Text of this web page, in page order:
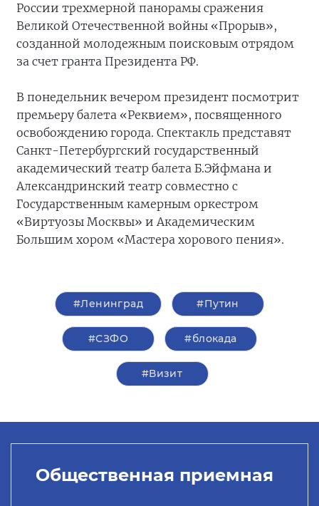
России трехмерной панорамы сражения
Великой Отечественной войны «Прорыв»,
созданной молодежным поисковым отрядом
за счет гранта Президента РФ.
В понедельник вечером президент посмотрит
премьеру балета «Реквием», посвященного
освобождению города. Спектакль представят
Санкт-Петербургский государственный
академический театр балета Б.Эйфмана и
Александринский театр совместно с
Государственным камерным оркестром
«Виртуозы Москвы» и Академическим
Большим хором «Мастера хорового пения».
#Ленинград #Путин
#СЗФО #блокада
#Визит
Общественная приемная